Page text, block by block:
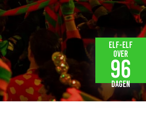
Elf-elf
over
96
dagen